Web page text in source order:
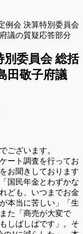
例会 決算特別委員会
議の質疑応答部分
別委員会 総括
田敬子府議
ざいます。
ート調査を行ってお
お聞きしております
国民年金とわずかな
ども、いつまでお金
本当に苦しい」「生
た「商売が大変で
しばしばです」。そ